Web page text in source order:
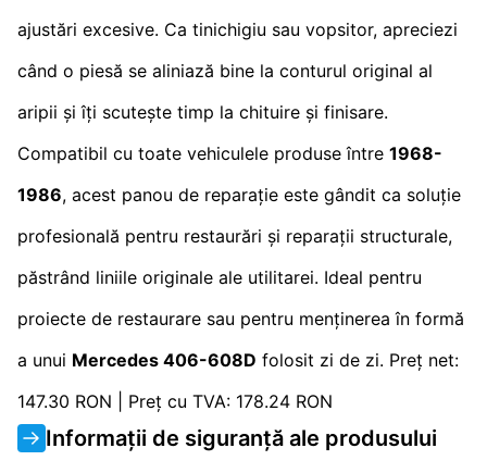
ajustări excesive. Ca tinichigiu sau vopsitor, apreciezi
când o piesă se aliniază bine la conturul original al
aripii și îți scutește timp la chituire și finisare.
Compatibil cu toate vehiculele produse între 1968-
1986, acest panou de reparație este gândit ca soluție
profesională pentru restaurări și reparații structurale,
păstrând liniile originale ale utilitarei. Ideal pentru
proiecte de restaurare sau pentru menținerea în formă
a unui Mercedes 406-608D folosit zi de zi. Preț net:
147.30 RON | Preț cu TVA: 178.24 RON
Informații de siguranță ale produsului